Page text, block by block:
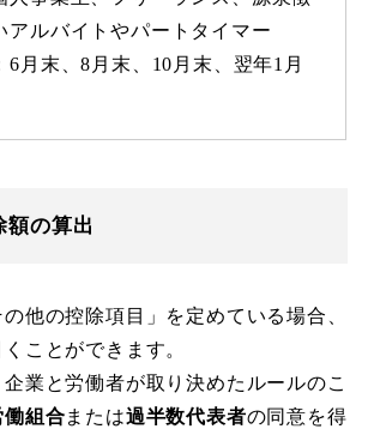
アルバイトやパートタイマー
6月末、8月末、10月末、翌年1月
の算出
の他の控除項目」を定めている場合、
ことができます。
業と労働者が取り決めたルールのこ
働組合または過半数代表者の同意を得